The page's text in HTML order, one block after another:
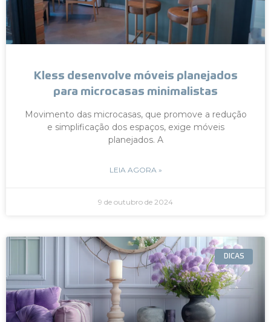
Kless desenvolve móveis planejados
para microcasas minimalistas
Movimento das microcasas, que promove a redução
e simplificação dos espaços, exige móveis
planejados. A
LEIA AGORA »
9 de outubro de 2024
DICAS